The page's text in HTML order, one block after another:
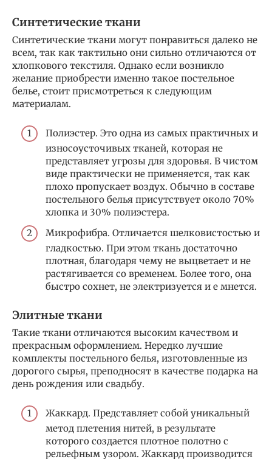
Синтетические ткани
Синтетические ткани могут понравиться далеко не
всем, так как тактильно они сильно отличаются от
хлопкового текстиля. Однако если возникло
желание приобрести именно такое постельное
белье, стоит присмотреться к следующим
материалам.
Полиэстер. Это одна из самых практичных и
износоусточивых тканей, которая не
представляет угрозы для здоровья. В чистом
виде практически не применяется, так как
плохо пропускает воздух. Обычно в составе
постельного белья присутствует около 70%
хлопка и 30% полиэстера.
Микрофибра. Отличается шелковистостью и
гладкостью. При этом ткань достаточно
плотная, благодаря чему не выцветает и не
растягивается со временем. Более того, она
быстро сохнет, не электризуется и е мнется.
Элитные ткани
Такие ткани отличаются высоким качеством и
прекрасным оформлением. Нередко лучшие
комплекты постельного белья, изготовленные из
дорогого сырья, преподносят в качестве подарка на
день рождения или свадьбу.
Жаккард. Представляет собой уникальный
метод плетения нитей, в результате
которого создается плотное полотно с
рельефным узором. Жаккард производится